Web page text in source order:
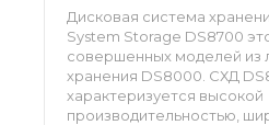
Дисковая система
System Storage DS8700
совершенных моделей из
хранения DS8000. СХД
характеризуется высокой
производительностью,